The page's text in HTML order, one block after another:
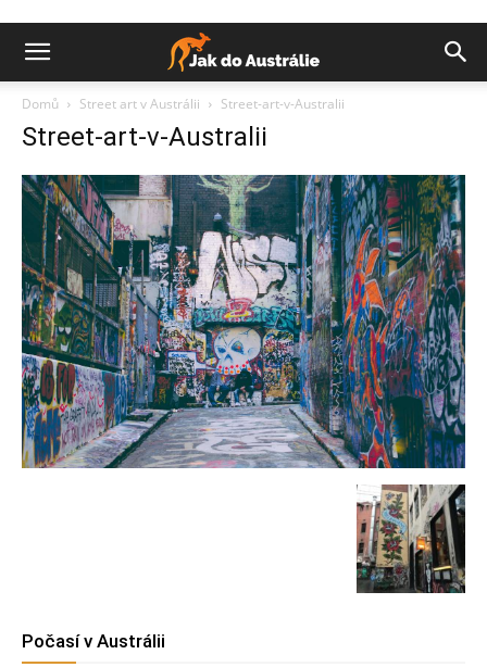
Domů Street art v Austrálii Street-art-v-Australii
Street-art-v-Australii
Počasí v Austrálii